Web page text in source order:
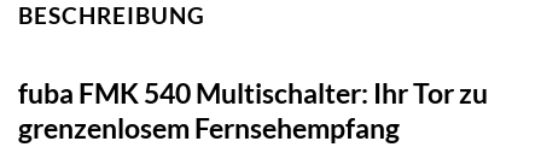
BESCHREIBUNG
fuba FMK 540 Multischalter: Ihr Tor zu
grenzenlosem Fernsehempfang